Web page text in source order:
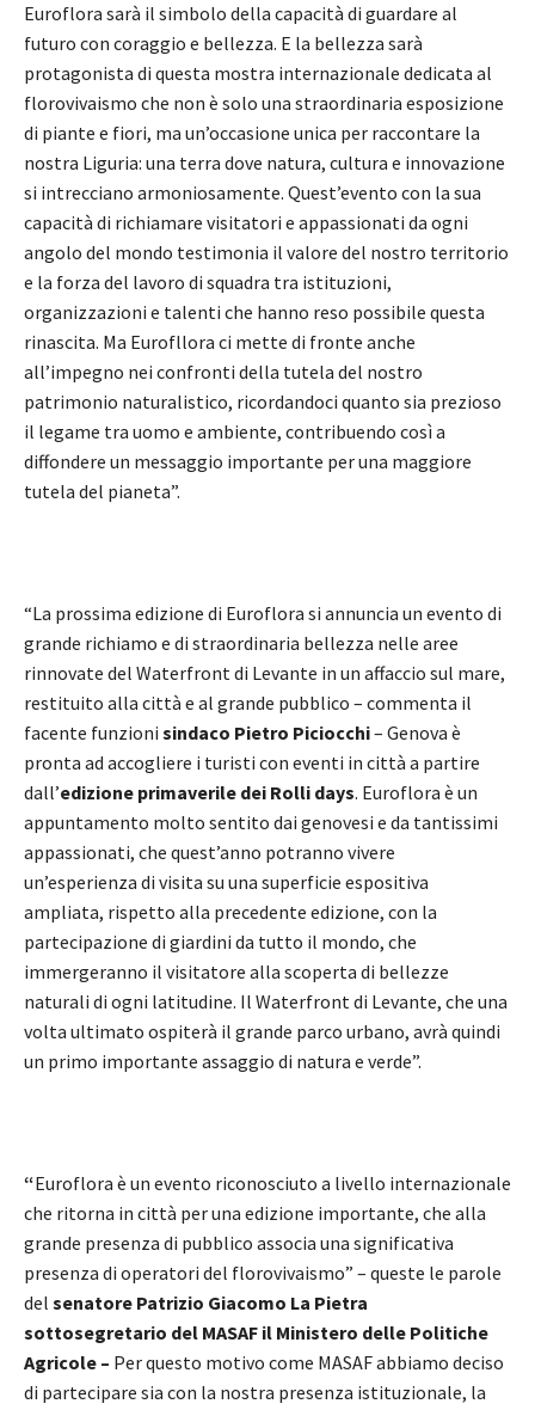
Euroflora sarà il simbolo della capacità di guardare al
futuro con coraggio e bellezza. E la bellezza sarà
protagonista di questa mostra internazionale dedicata al
florovivaismo che non è solo una straordinaria esposizione
di piante e fiori, ma un’occasione unica per raccontare la
nostra Liguria: una terra dove natura, cultura e innovazione
si intrecciano armoniosamente. Quest’evento con la sua
capacità di richiamare visitatori e appassionati da ogni
angolo del mondo testimonia il valore del nostro territorio
e la forza del lavoro di squadra tra istituzioni,
organizzazioni e talenti che hanno reso possibile questa
rinascita. Ma Eurofllora ci mette di fronte anche
all’impegno nei confronti della tutela del nostro
patrimonio naturalistico, ricordandoci quanto sia prezioso
il legame tra uomo e ambiente, contribuendo così a
diffondere un messaggio importante per una maggiore
tutela del pianeta”.
“La prossima edizione di Euroflora si annuncia un evento di
grande richiamo e di straordinaria bellezza nelle aree
rinnovate del Waterfront di Levante in un affaccio sul mare,
restituito alla città e al grande pubblico – commenta il
facente funzioni sindaco Pietro Piciocchi– Genova è
pronta ad accogliere i turisti con eventi in città a partire
dall’edizione primaverile dei Rolli days. Euroflora è un
appuntamento molto sentito dai genovesi e da tantissimi
appassionati, che quest’anno potranno vivere
un’esperienza di visita su una superficie espositiva
ampliata, rispetto alla precedente edizione, con la
partecipazione di giardini da tutto il mondo, che
immergeranno il visitatore alla scoperta di bellezze
naturali di ogni latitudine. Il Waterfront di Levante, che una
volta ultimato ospiterà il grande parco urbano, avrà quindi
un primo importante assaggio di natura e verde”.
“Euroflora è un evento riconosciuto a livello internazionale
che ritorna in città per una edizione importante, che alla
grande presenza di pubblico associa una significativa
presenza di operatori del florovivaismo” – queste le parole
del senatore Patrizio Giacomo La Pietra
sottosegretario del MASAF il Ministero delle Politiche
Agricole – Per questo motivo come MASAF abbiamo deciso
di partecipare sia con la nostra presenza istituzionale, la